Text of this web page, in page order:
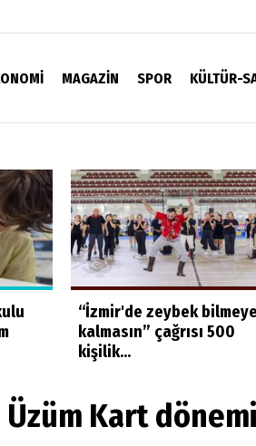
MAGAZIN SPOR KÜLTÜR-
Video Galeri
Foto Galeri
“İzmir'de zeybek
kalmasın” çağrısı 500
kişilik...
Kart dönemi